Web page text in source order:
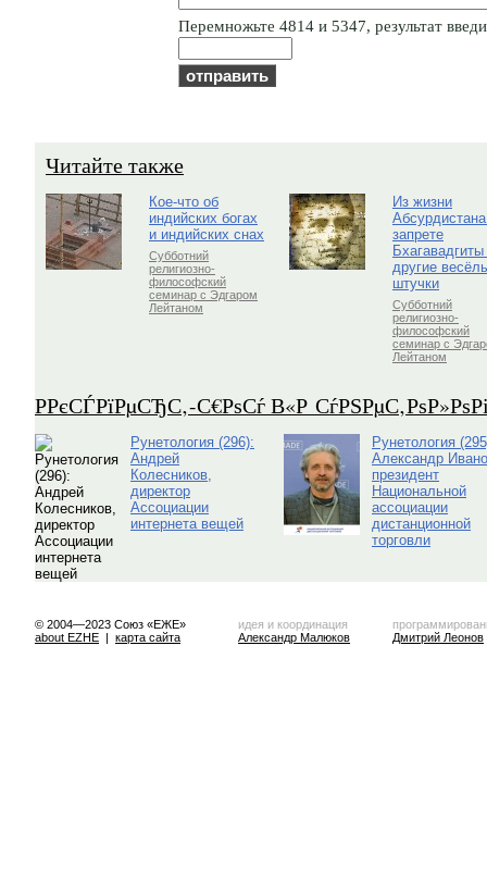
Пepeмнoжьтe 4814 и 5347, результат
Читайте также
Кое-что об
индийских богах
и индийских снах
Субботний
религиозно-
философский
семинар с Эдгаром
Лейтаном
Из жизни
запрете
Бхагавадгиты
другие
штучки
Субботний
религиозно-
философский
семинар с
Лейтаном
Р­РєСЃРїРµСЂС‚-С€РѕСѓ В«Р
Рунетология (296):
Андрей
Колесников,
директор
Ассоциации
интернета вещей
Рунетология
Александр
президент
Национальной
ассоциации
дистанционной
торговли
© 2004—2023 Союз «ЕЖЕ»
about EZHE | карта сайта
идея и координация
Александр Малюков
Дмитрий Леонов